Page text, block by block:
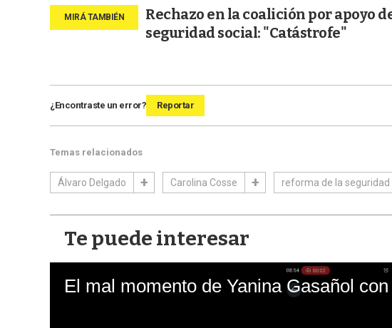
Rechazo en la coalición por apoyo
seguridad social: "Catástrofe"
¿Encontraste un error? Reportar
Temas relacionados
Álvaro Delgado Carolina Cosse reforma de la seguridad
Te puede interesar